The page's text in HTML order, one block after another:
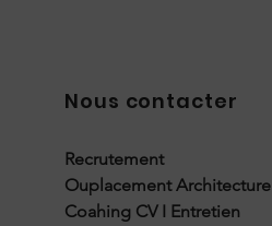
Nous contacter
Recrutement
Ouplacement Architecture
Coahing CV I Entretien